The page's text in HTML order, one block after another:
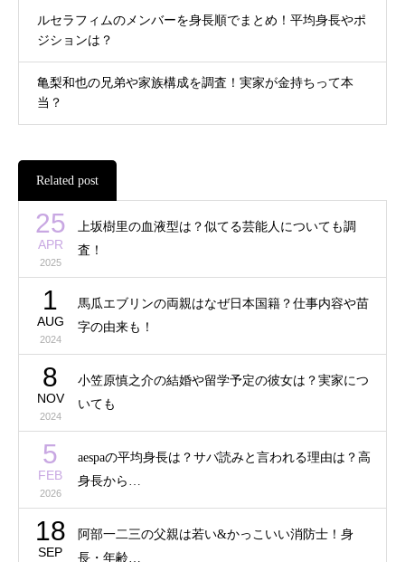
ルセラフィムのメンバーを身長順でまとめ！平均身長やポ
ジションは？
亀梨和也の兄弟や家族構成を調査！実家が金持ちって本
当？
Related post
25
APR
2025
上坂樹里の血液型は？似てる芸能人についても調
査！
1
AUG
2024
馬瓜エブリンの両親はなぜ日本国籍？仕事内容や苗
字の由来も！
8
NOV
2024
小笠原慎之介の結婚や留学予定の彼女は？実家につ
いても
5
FEB
2026
aespaの平均身長は？サバ読みと言われる理由は？高
身長から…
18
SEP
阿部一二三の父親は若い&かっこいい消防士！身
長・年齢…